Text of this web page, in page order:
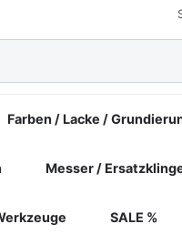
Farben / Lacke /
Messer /
SALE %